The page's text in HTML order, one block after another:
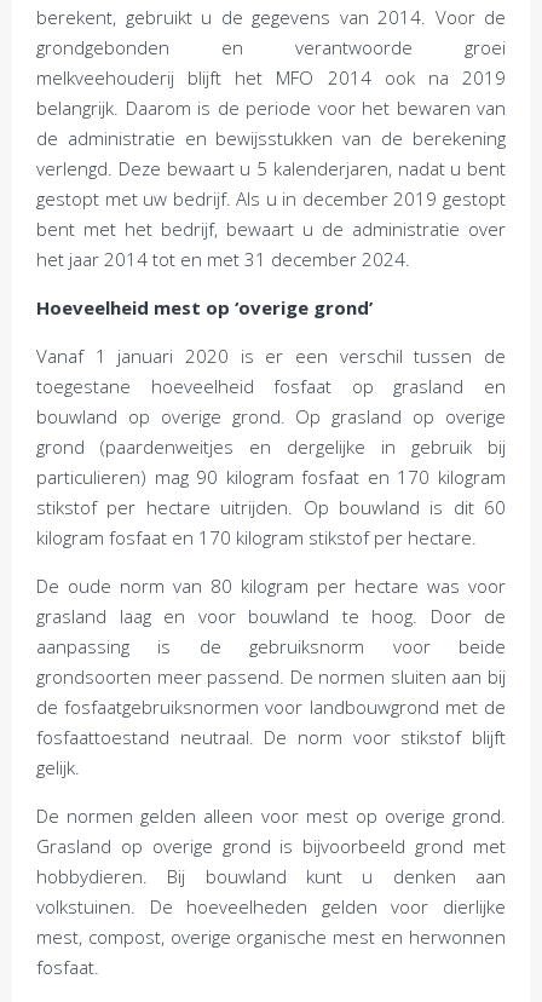
berekent, gebruikt u de gegevens van 2014. Voor de
grondgebonden en verantwoorde groei
melkveehouderij blijft het MFO 2014 ook na 2019
belangrijk. Daarom is de periode voor het bewaren van
de administratie en bewijsstukken van de berekening
verlengd. Deze bewaart u 5 kalenderjaren, nadat u bent
gestopt met uw bedrijf. Als u in december 2019 gestopt
bent met het bedrijf, bewaart u de administratie over
het jaar 2014 tot en met 31 december 2024.
Hoeveelheid mest op ‘overige grond’
Vanaf 1 januari 2020 is er een verschil tussen de
toegestane hoeveelheid fosfaat op grasland en
bouwland op overige grond. Op grasland op overige
grond (paardenweitjes en dergelijke in gebruik bij
particulieren) mag 90 kilogram fosfaat en 170 kilogram
stikstof per hectare uitrijden. Op bouwland is dit 60
kilogram fosfaat en 170 kilogram stikstof per hectare.
De oude norm van 80 kilogram per hectare was voor
grasland laag en voor bouwland te hoog. Door de
aanpassing is de gebruiksnorm voor beide
grondsoorten meer passend. De normen sluiten aan bij
de fosfaatgebruiksnormen voor landbouwgrond met de
fosfaattoestand neutraal. De norm voor stikstof blijft
gelijk.
De normen gelden alleen voor mest op overige grond.
Grasland op overige grond is bijvoorbeeld grond met
hobbydieren. Bij bouwland kunt u denken aan
volkstuinen. De hoeveelheden gelden voor dierlijke
mest, compost, overige organische mest en herwonnen
fosfaat.